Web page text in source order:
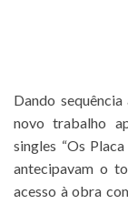
Dando
novo trabalho
singles “Os Placa
antecipavam o
acesso à obra